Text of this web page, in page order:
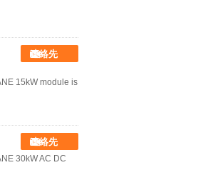
連絡先
15kW module is
連絡先
30kW AC DC